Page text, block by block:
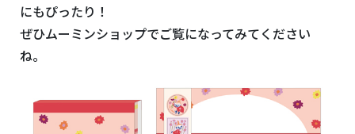
にもぴったり！
ぜひムーミンショップでご覧になってみてください
ね。